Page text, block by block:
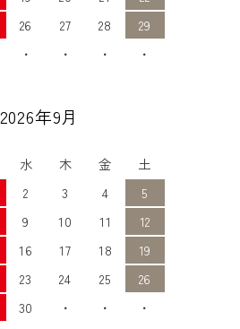
26 27 28
29
・ ・ ・ ・
2026年9月
水 木 金
土
2 3 4
5
9 10 11
12
16 17 18
19
23 24 25
26
30 ・ ・ ・